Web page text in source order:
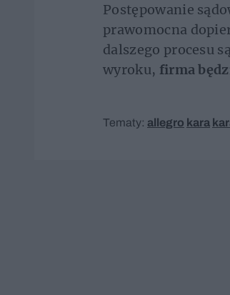
Postępowanie
prawomocna
dalszego procesu
wyroku, firma
Tematy: allegro kara